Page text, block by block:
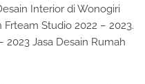
Interior di Wonogiri
Frteam Studio 2022 – 2023.
2023 Jasa Desain Rumah